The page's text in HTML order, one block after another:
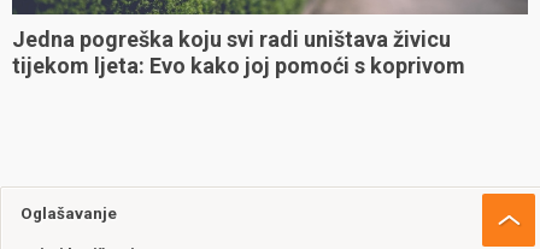
Jedna pogreška koju svi radi uništava živicu
tijekom ljeta: Evo kako joj pomoći s koprivom
Oglašavanje